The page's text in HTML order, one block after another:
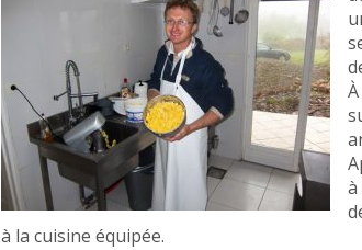
à la cuisine équipée.